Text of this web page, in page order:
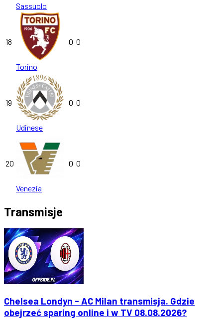
Sassuolo
18
Torino
0 0
19
Udinese
0 0
20
Venezia
0 0
Transmisje
Chelsea Londyn - AC Milan transmisja. Gdzie
obejrzeć sparing online i w TV 08.08.2026?